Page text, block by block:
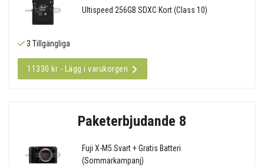
Ultispeed 256GB SDXC Kort (Class 10)
3 Tillgängliga
11330 kr - Lägg i varukorgen
Paketerbjudande 8
Fuji X-M5 Svart + Gratis Batteri
(Sommarkampanj)